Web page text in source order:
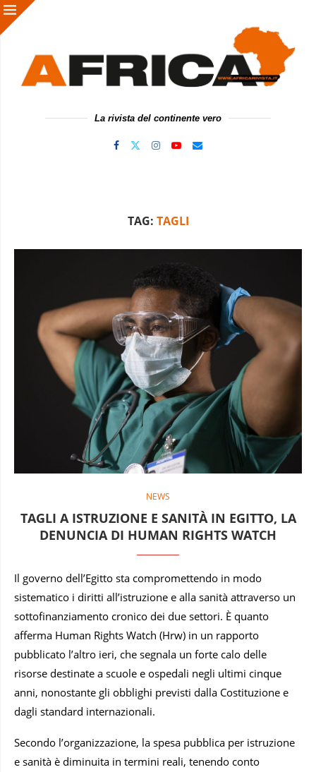
La rivista del continente vero
TAG: TAGLI
NEWS
TAGLI A ISTRUZIONE E SANITÀ IN EGITTO, LA
DENUNCIA DI HUMAN RIGHTS WATCH
Il governo dell’Egitto sta compromettendo in modo
sistematico i diritti all’istruzione e alla sanità attraverso un
sottofinanziamento cronico dei due settori. È quanto
afferma Human Rights Watch (Hrw) in un rapporto
pubblicato l’altro ieri, che segnala un forte calo delle
risorse destinate a scuole e ospedali negli ultimi cinque
anni, nonostante gli obblighi previsti dalla Costituzione e
dagli standard internazionali.
Secondo l’organizzazione, la spesa pubblica per istruzione
e sanità è diminuita in termini reali, tenendo conto